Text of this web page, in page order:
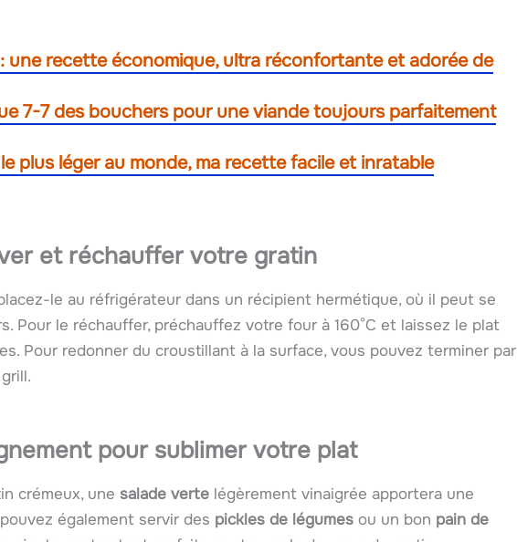
une recette économique, ultra réconfortante et adorée de
7-7 des bouchers pour une viande toujours parfaitement
plus léger au monde, ma recette facile et inratable
et réchauffer votre gratin
le au réfrigérateur dans un récipient hermétique, où il peut se
Pour le réchauffer, préchauffez votre four à 160°C et laissez le plat
Pour redonner du croustillant à la surface, vous pouvez terminer par
pour sublimer votre plat
crémeux, une salade verte légèrement vinaigrée apportera une
également servir des pickles de légumes ou un bon pain de